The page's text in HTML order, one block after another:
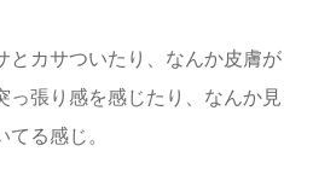
とカサついたり、なんか皮膚が
っ張り感を感じたり、なんか見
る感じ。